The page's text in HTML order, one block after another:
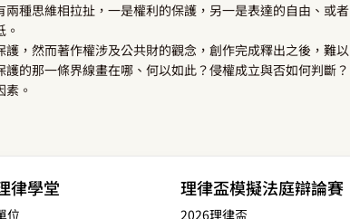
種思維相拉扯，一是權利的保護，另一是表達的自由、或者
，然而著作權涉及公共財的觀念，創作完成釋出之後，難以
的那一條界線畫在哪、何以如此？侵權成立與否如何判斷？
。
律學堂
位
理律盃模擬法庭辯論賽
2026理律盃